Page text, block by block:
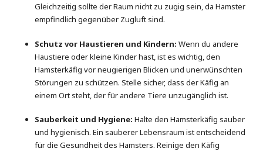
Gleichzeitig sollte der Raum nicht zu zugig sein, da Hamster
empfindlich gegenüber Zugluft sind.
Schutz vor Haustieren und Kindern: Wenn du andere
Haustiere oder kleine Kinder hast, ist es wichtig, den
Hamsterkäfig vor neugierigen Blicken und unerwünschten
Störungen zu schützen. Stelle sicher, dass der Käfig an
einem Ort steht, der für andere Tiere unzugänglich ist.
Sauberkeit und Hygiene: Halte den Hamsterkäfig sauber
und hygienisch. Ein sauberer Lebensraum ist entscheidend
für die Gesundheit des Hamsters. Reinige den Käfig